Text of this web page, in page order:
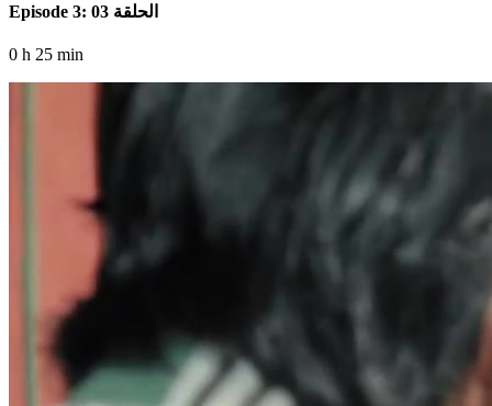
Episode 3: الحلقة 03
0 h 25 min